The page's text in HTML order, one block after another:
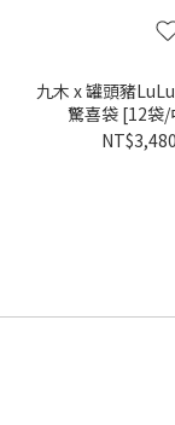
九木 x 罐頭豬
驚喜袋 [12袋/
NT$3,480